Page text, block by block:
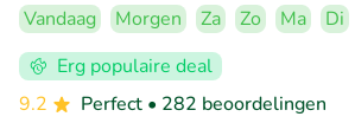
Vandaag Morgen Za Zo Ma Di
Erg populaire deal
9.2
Perfect • 282 beoordelingen